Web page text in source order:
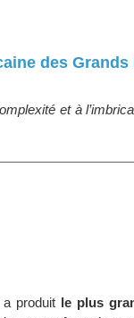
des Grands
et à
produit le plus